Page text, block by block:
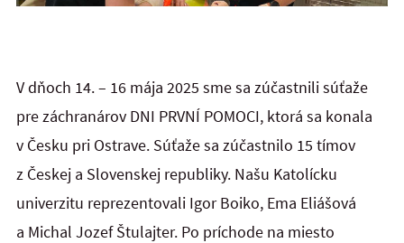
V dňoch 14. – 16 mája 2025 sme sa zúčastnili súťaže
pre záchranárov DNI PRVNÍ POMOCI, ktorá sa konala
v Česku pri Ostrave. Súťaže sa zúčastnilo 15 tímov
z Českej a Slovenskej republiky. Našu Katolícku
univerzitu reprezentovali Igor Boiko, Ema Eliášová
a Michal Jozef Štulajter. Po príchode na miesto